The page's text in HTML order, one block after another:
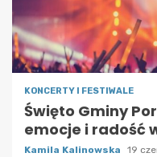
KONCERTY I FESTIWALE
Święto Gminy
emocje i radość
Kamila Kalinowska 19